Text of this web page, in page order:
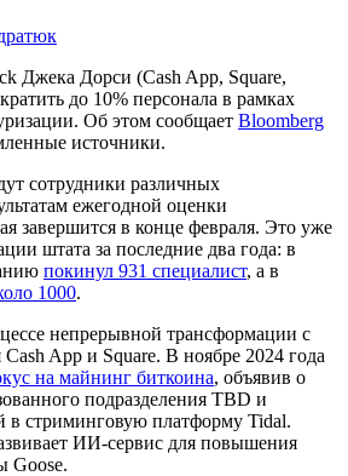
Джека Дорси (Cash App, Square,
до 10% персонала в рамках
Об этом сообщает Bloomberg
источники.
сотрудники различных
ежегодной оценки
завершится в конце февраля. Это уже
штата за последние два года: в
покинул 931 специалист, а в
1000.
непрерывной трансформации с
Cash App и Square. В ноябре 2024 года
на майнинг биткоина, объявив о
подразделения TBD и
в стриминговую платформу Tidal.
ИИ-сервис для повышения
Goose.